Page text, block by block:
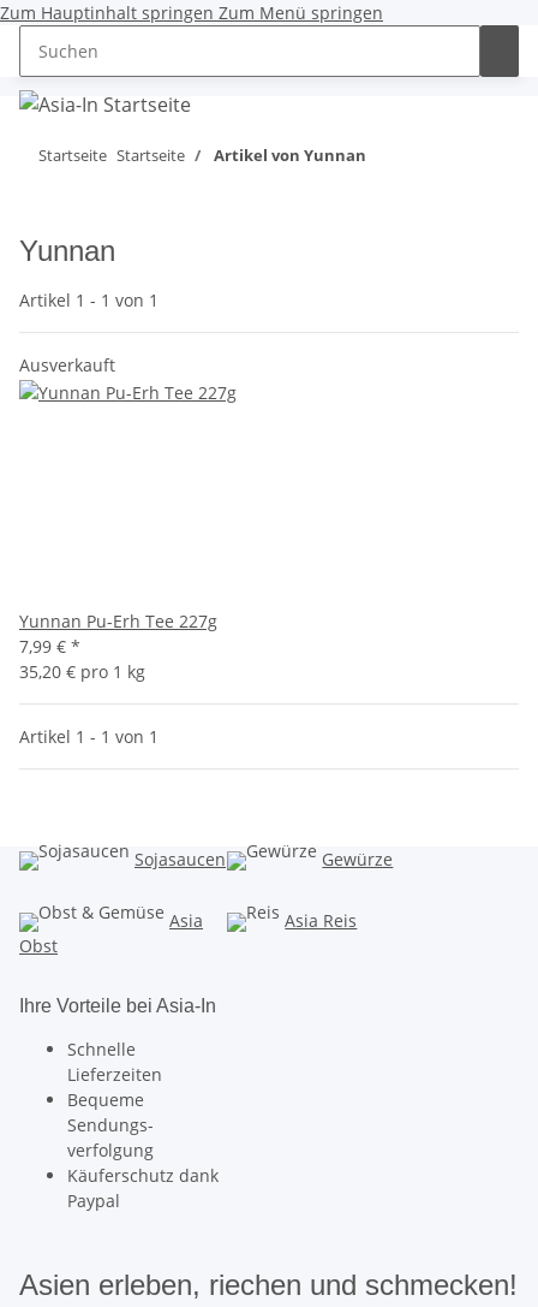
Zum Hauptinhalt springen Zum Menü springen
0,00 €
Startseite Startseite Artikel von Yunnan
Yunnan
Artikel 1 - 1 von 1
Ausverkauft
Yunnan Pu-Erh Tee 227g
7,99 € *
35,20 € pro 1 kg
Artikel 1 - 1 von 1
Sojasaucen Gewürze
Asia
Obst
Asia Reis
Ihre Vorteile bei Asia-In
Schnelle
Lieferzeiten
Bequeme
Sendungs-
verfolgung
Käuferschutz dank
Paypal
Asien erleben, riechen und schmecken!